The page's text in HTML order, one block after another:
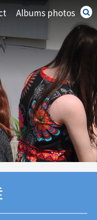
Albums photos